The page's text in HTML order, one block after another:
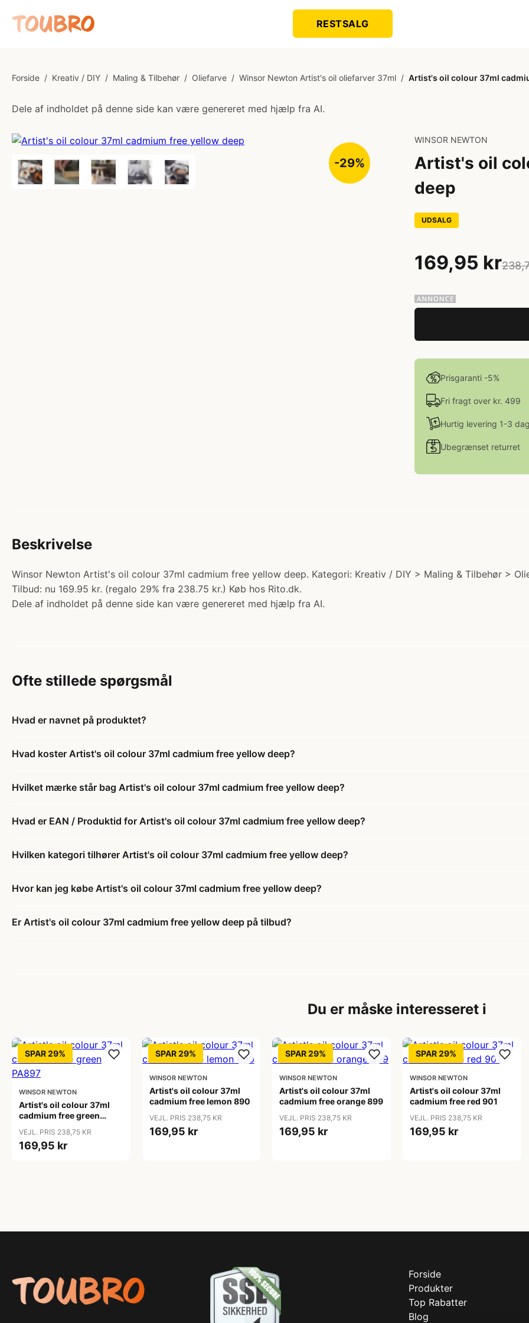
RESTSALG
Forside / Kreativ / DIY / Maling & Tilbehør / Oliefarve / Winsor Newton Artist's oil oliefarver 37ml / Artist's oil colour 37ml
Dele af indholdet på denne side kan være genereret med hjælp fra AI.
-29%
WINSOR NEWTON
Artist's oil
deep
UDSALG
169,95 kr
Prisgaranti -5%
Fri fragt over kr. 499
Hurtig levering 1-3
Ubegrænset returret
Beskrivelse
Winsor Newton Artist's oil colour 37ml cadmium free yellow deep. Kategori: Kreativ / DIY > Maling & Tilbehør >
Tilbud: nu 169.95 kr. (regalo 29% fra 238.75 kr.) Køb hos Rito.dk.
Dele af indholdet på denne side kan være genereret med hjælp fra AI.
Ofte stillede spørgsmål
Hvad er navnet på produktet?
Hvad koster Artist's oil colour 37ml cadmium free yellow deep?
Hvilket mærke står bag Artist's oil colour 37ml cadmium free yellow deep?
Hvad er EAN / Produktid for Artist's oil colour 37ml cadmium free yellow deep?
Hvilken kategori tilhører Artist's oil colour 37ml cadmium free yellow deep?
Hvor kan jeg købe Artist's oil colour 37ml cadmium free yellow deep?
Er Artist's oil colour 37ml cadmium free yellow deep på tilbud?
Du er måske interesseret i
SPAR 29%
WINSOR NEWTON
Artist's oil colour 37ml
cadmium free green
VEJL. PRIS 238,75 KR
169,95 kr
SPAR 29%
WINSOR NEWTON
Artist's oil colour 37ml
cadmium free lemon 890
VEJL. PRIS 238,75 KR
169,95 kr
SPAR 29%
WINSOR NEWTON
Artist's oil colour 37ml
cadmium free orange 899
VEJL. PRIS 238,75 KR
169,95 kr
SPAR 29%
WINSOR NEWTON
Artist's oil colour 37ml
cadmium free red 901
VEJL. PRIS 238,75 KR
169,95 kr
Forside
Produkter
Top Rabatter
Blog